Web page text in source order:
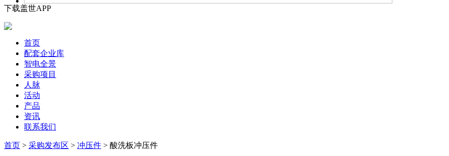
下载盖世APP
首页
配套企业库
智电全景
采购项目
人脉
活动
产品
资讯
联系我们
首页 > 采购发布区 > 冲压件 > 酸洗板冲压件